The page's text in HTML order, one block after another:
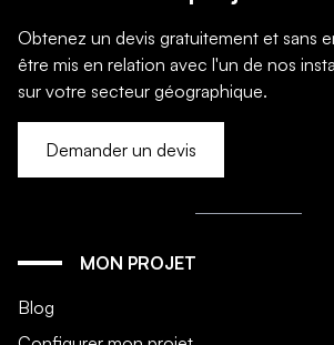
Obtenez un devis gratuitement et sans
être mis en relation avec l'un de nos
sur votre secteur géographique.
Demander un devis
MON PROJET
Blog